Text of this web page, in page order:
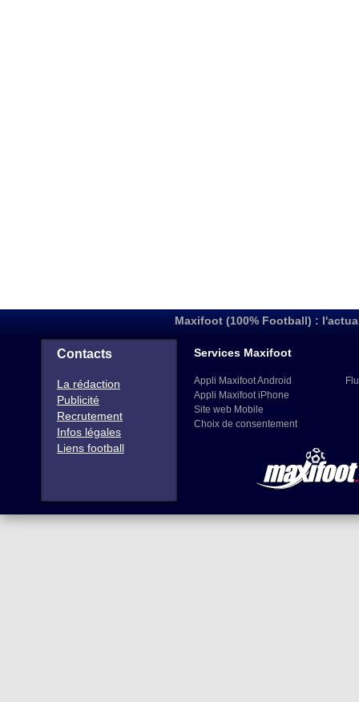
Maxifoot (100% Football) :
Contacts
La rédaction
Publicité
Recrutement
Infos légales
Liens football
Services Maxifoot
Appli Maxifoot Android
Appli Maxifoot iPhone
Site web Mobile
Choix de consentement